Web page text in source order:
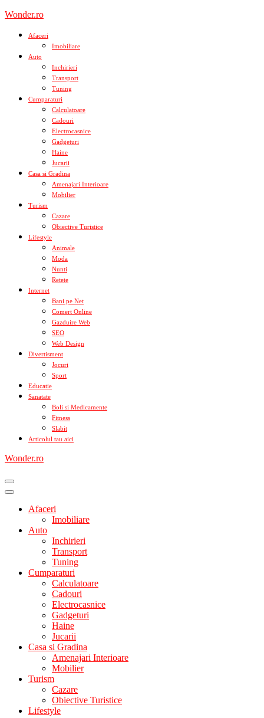
Skip
content
Wonder.ro
Afaceri
Imobiliare
Auto
Inchirieri
Transport
Tuning
Cumparaturi
Calculatoare
Cadouri
Electrocasnice
Gadgeturi
Haine
Jucarii
Casa si Gradina
Amenajari Interioare
Mobilier
Turism
Cazare
Obiective Turistice
Lifestyle
Animale
Moda
Nunti
Retete
Internet
Bani pe Net
Comert Online
Gazduire Web
SEO
Web Design
Divertisment
Jocuri
Sport
Educatie
Sanatate
Boli si Medicamente
Fitness
Slabit
Articolul tau aici
Wonder.ro
Afaceri
Imobiliare
Auto
Inchirieri
Transport
Tuning
Cumparaturi
Calculatoare
Cadouri
Electrocasnice
Gadgeturi
Haine
Jucarii
Casa si Gradina
Amenajari Interioare
Mobilier
Turism
Cazare
Obiective Turistice
Lifestyle